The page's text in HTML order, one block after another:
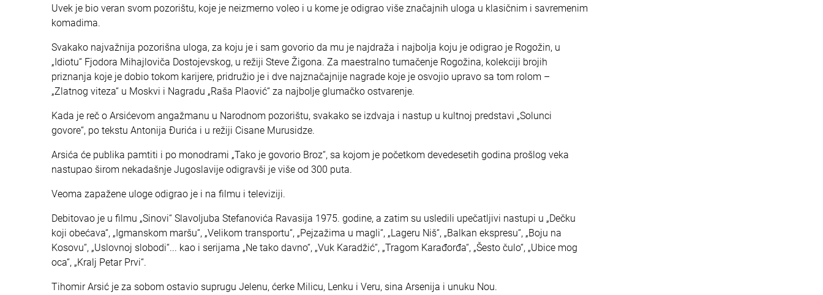
Uvek je bio veran svom pozorištu, koje je neizmerno voleo i u kome je odigrao više značajnih uloga u klasičnim i savremenim
komadima.
Svakako najvažnija pozorišna uloga, za koju je i sam govorio da mu je najdraža i najbolja koju je odigrao je Rogožin, u
„Idiotu“ Fjodora Mihajloviča Dostojevskog, u režiji Steve Žigona. Za maestralno tumačenje Rogožina, kolekciji brojih
priznanja koje je dobio tokom karijere, pridružio je i dve najznačajnije nagrade koje je osvojio upravo sa tom rolom –
„Zlatnog viteza“ u Moskvi i Nagradu „Raša Plaović“ za najbolje glumačko ostvarenje.
Kada je reč o Arsićevom angažmanu u Narodnom pozorištu, svakako se izdvaja i nastup u kultnoj predstavi „Solunci
govore“, po tekstu Antonija Đurića i u režiji Cisane Murusidze.
Arsića će publika pamtiti i po monodrami „Tako je govorio Broz“, sa kojom je početkom devedesetih godina prošlog veka
nastupao širom nekadašnje Jugoslavije odigravši je više od 300 puta.
Veoma zapažene uloge odigrao je i na filmu i televiziji.
Debitovao je u filmu „Sinovi“ Slavoljuba Stefanovića Ravasija 1975. godine, a zatim su usledili upečatljivi nastupi u „Dečku
koji obećava“, „Igmanskom maršu“, „Velikom transportu“, „Pejzažima u magli“, „Lageru Niš“, „Balkan ekspresu“, „Boju na
Kosovu“, „Uslovnoj slobodi“... kao i serijama „Ne tako davno“, „Vuk Karadžić“, „Tragom Karađorđa“, „Šesto čulo“, „Ubice mog
oca“, „Kralj Petar Prvi“.
Tihomir Arsić je za sobom ostavio suprugu Jelenu, ćerke Milicu, Lenku i Veru, sina Arsenija i unuku Nou.